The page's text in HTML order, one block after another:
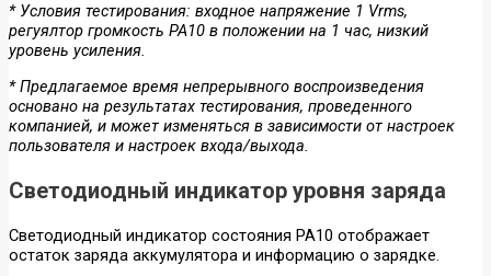
* Условия тестирования: входное напряжение 1 Vrms,
регуялтор громкость PA10 в положении на 1 час, низкий
уровень усиления.
* Предлагаемое время непрерывного воспроизведения
основано на результатах тестирования, проведенного
компанией, и может изменяться в зависимости от настроек
пользователя и настроек входа/выхода.
Светодиодный индикатор уровня заряда
Светодиодный индикатор состояния PA10 отображает
остаток заряда аккумулятора и информацию о зарядке.